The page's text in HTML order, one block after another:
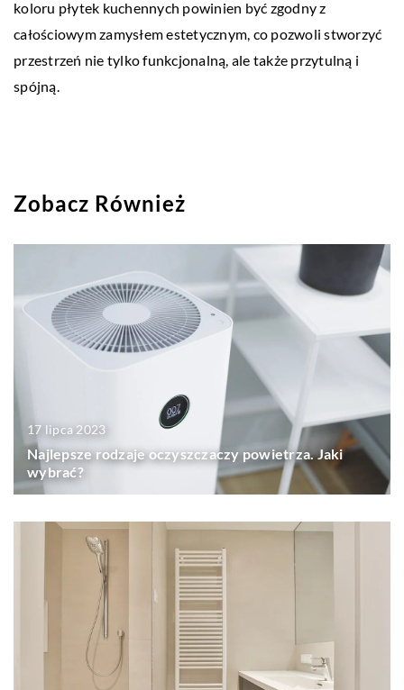
koloru płytek kuchennych powinien być zgodny z
całościowym zamysłem estetycznym, co pozwoli stworzyć
przestrzeń nie tylko funkcjonalną, ale także przytulną i
spójną.
Zobacz Również
17 lipca 2023
Najlepsze rodzaje oczyszczaczy powietrza. Jaki
wybrać?